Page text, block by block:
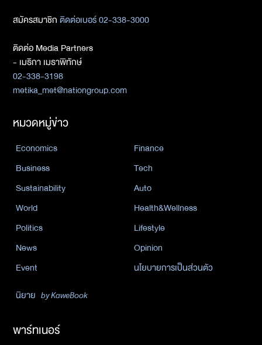
สมัครสมาชิกติดต่อเบอร์ 02-338-3000
ติดต่อ Media Partners
- เมธิกา เมธาพิทักษ์
02-338-3198
metika_met@nationgroup.com
หมวดหมู่ข่าว
Economics
Finance
Business
Tech
Sustainability
Auto
World
Health&Wellness
Politics
Lifestyle
News
Opinion
Event
นโยบายการเป็นส่วนตัว
นิยาย by KaweBook
พาร์ทเนอร์